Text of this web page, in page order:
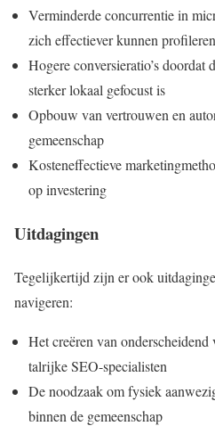
Verminderde concurrentie in
zich effectiever kunnen profileren
Hogere conversieratio’s
sterker lokaal gefocust is
Opbouw van vertrouwen en
gemeenschap
Kosteneffectieve
op investering
Uitdagingen
Tegelijkertijd zijn er ook
navigeren:
Het creëren van
talrijke SEO-specialisten
De noodzaak om fysiek
binnen de gemeenschap